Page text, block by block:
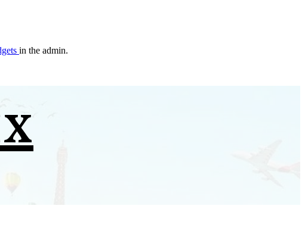
in the admin.